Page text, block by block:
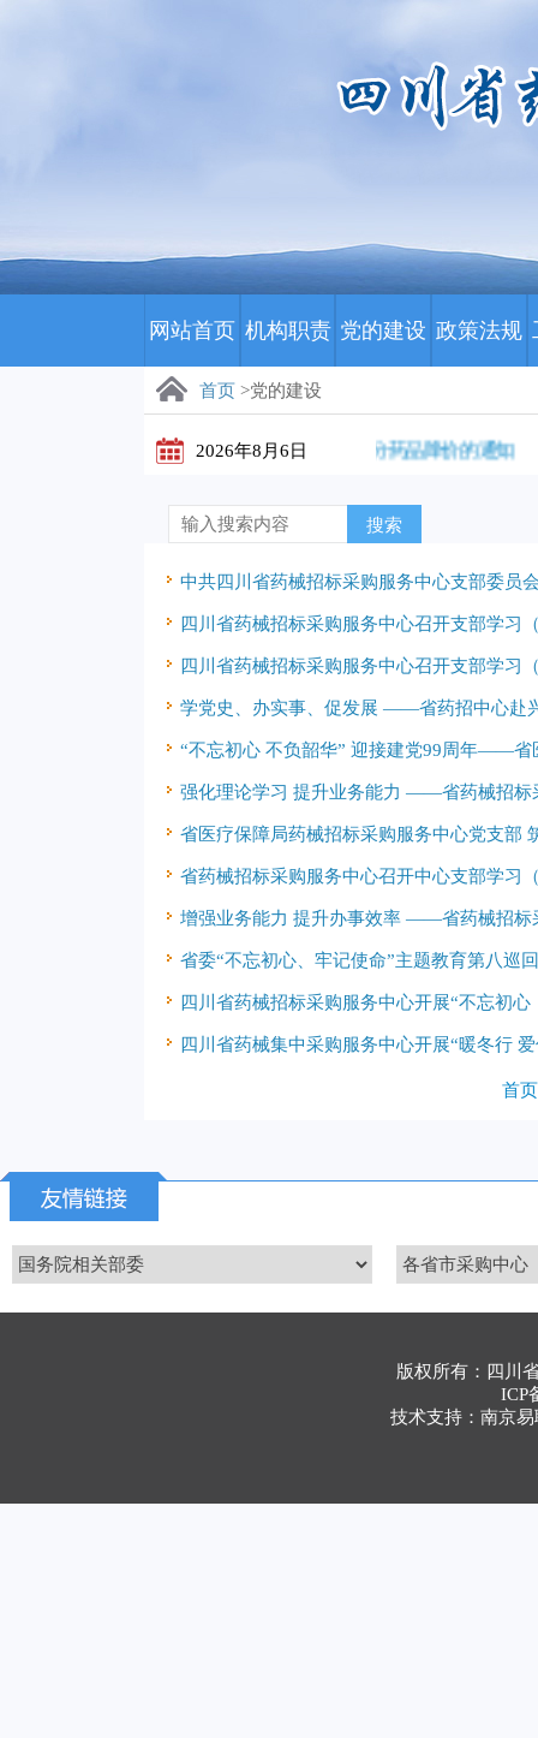
网站首页 机构职责 党的建设 政策法规
首页 >党的建设
2026年8月6日
川药招〔2026〕172号 关于公示部分药品降价的通知 川
搜索
中共四川省药械招标采购服务中心支部委员
四川省药械招标采购服务中心召开支部学习
四川省药械招标采购服务中心召开支部学习
学党史、办实事、促发展 ——省药招中心赴
强化理论学习 提升业务能力 ——省药械招标
省医疗保障局药械招标采购服务中心党支部
省药械招标采购服务中心召开中心支部学习
增强业务能力 提升办事效率 ——省药械招标
四川省药械招标采购服务中心开展“不忘初
四川省药械集中采购服务中心开展“暖冬行
首页
版权所有：四
ICP
技术支持：南京